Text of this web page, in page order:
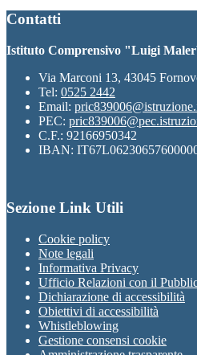
Contatti
Istituto Comprensivo "Luigi
Via Marconi 13, 43045
Tel: 0525 2442
Email:
PEC:
C.F.: 92166950342
IBAN:
Sezione Link Utili
Cookie policy
Note legali
Informativa Privacy
Ufficio Relazioni con il
Dichiarazione di accessibilità
Obiettivi di accessibilità
Whistleblowing
Gestione consensi cookie